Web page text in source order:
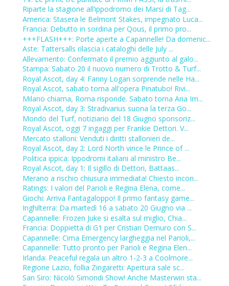
Riparte la stagione all’ippodromo dei Marsi di Tag...
America: Stasera le Belmont Stakes, impegnato Luca...
Francia: Debutto in sordina per Qous, il primo pro...
+++FLASH+++: Porte aperte a Capannelle! Da domenic...
Aste: Tattersalls rilascia i cataloghi delle July ...
Allevamento: Confermato il premio aggiunto al galo...
Stampa: Sabato 20 il nuovo numero di Trotto & Turf...
Royal Ascot, day 4: Fanny Logan sorprende nelle Ha...
Royal Ascot, sabato torna all'opera Pinatubo! Rivi...
Milano chiama, Roma risponde. Sabato torna Aria Im...
Royal Ascot, day 3: Stradivarius suona la terza Go...
Mondo del Turf, notiziario del 18 Giugno sponsoriz...
Royal Ascot, oggi 7 ingaggi per Frankie Dettori. V...
Mercato stalloni: Venduti i diritti stallonieri de...
Royal Ascot, day 2: Lord North vince le Prince of ...
Politica ippica: Ippodromi italiani al ministro Be...
Royal Ascot, day 1: Il sigillo di Dettori, Battaas...
Merano a rischio chiusura immediata! Chiesto incon...
Ratings: I valori del Parioli e Regina Elena, come...
Giochi: Arriva Fantagaloppo! Il primo fantasy game...
Inghilterra: Da martedì 16 a sabato 20 Giugno via ...
Capannelle: Frozen Juke si esalta sul miglio, Chia...
Francia: Doppietta di G1 per Cristian Demuro con S...
Capannelle: Cima Emergency largheggia nel Parioli,...
Capannelle: Tutto pronto per Parioli e Regina Elen...
Irlanda: Peaceful regala un altro 1-2-3 a Coolmore...
Regione Lazio, follia Zingaretti: Apertura sale sc...
San Siro: Nicolò Simondi Show! Anche Masterwin sta...